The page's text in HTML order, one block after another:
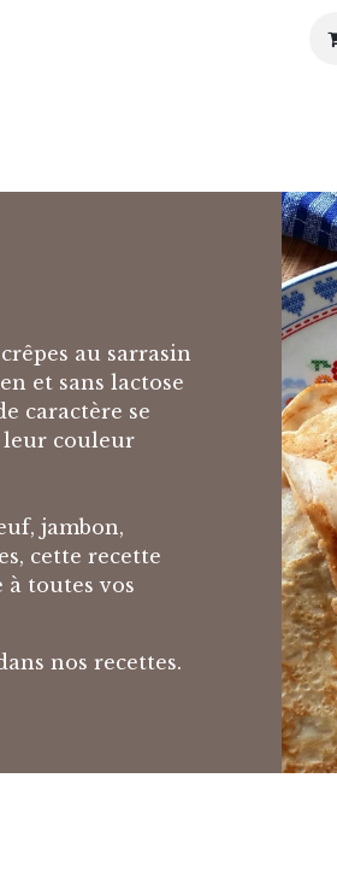
À
au sarrasin
et sans lactose
caractère se
couleur
jambon,
cette recette
à toutes vos
nos recettes.